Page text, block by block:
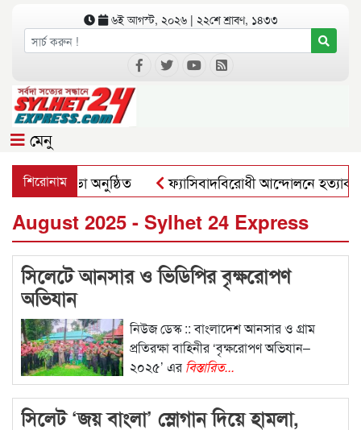
৬ই আগস্ট, ২০২৬ | ২২শে শ্রাবণ, ১৪৩৩
মেনু
শিরোনাম
শাখার সভা অনুষ্ঠিত ফ্যাসিবাদবিরোধী আন্দোলনে
August 2025 - Sylhet 24 Express
সিলেটে আনসার ও ভিডিপির বৃক্ষরোপণ
অভিযান
নিউজ ডেস্ক :: বাংলাদেশ আনসার ও গ্রাম
প্রতিরক্ষা বাহিনীর ‘বৃক্ষরোপণ অভিযান–
২০২৫’ এর বিস্তারিত...
সিলেট ‘জয় বাংলা’ স্লোগান দিয়ে হামলা,